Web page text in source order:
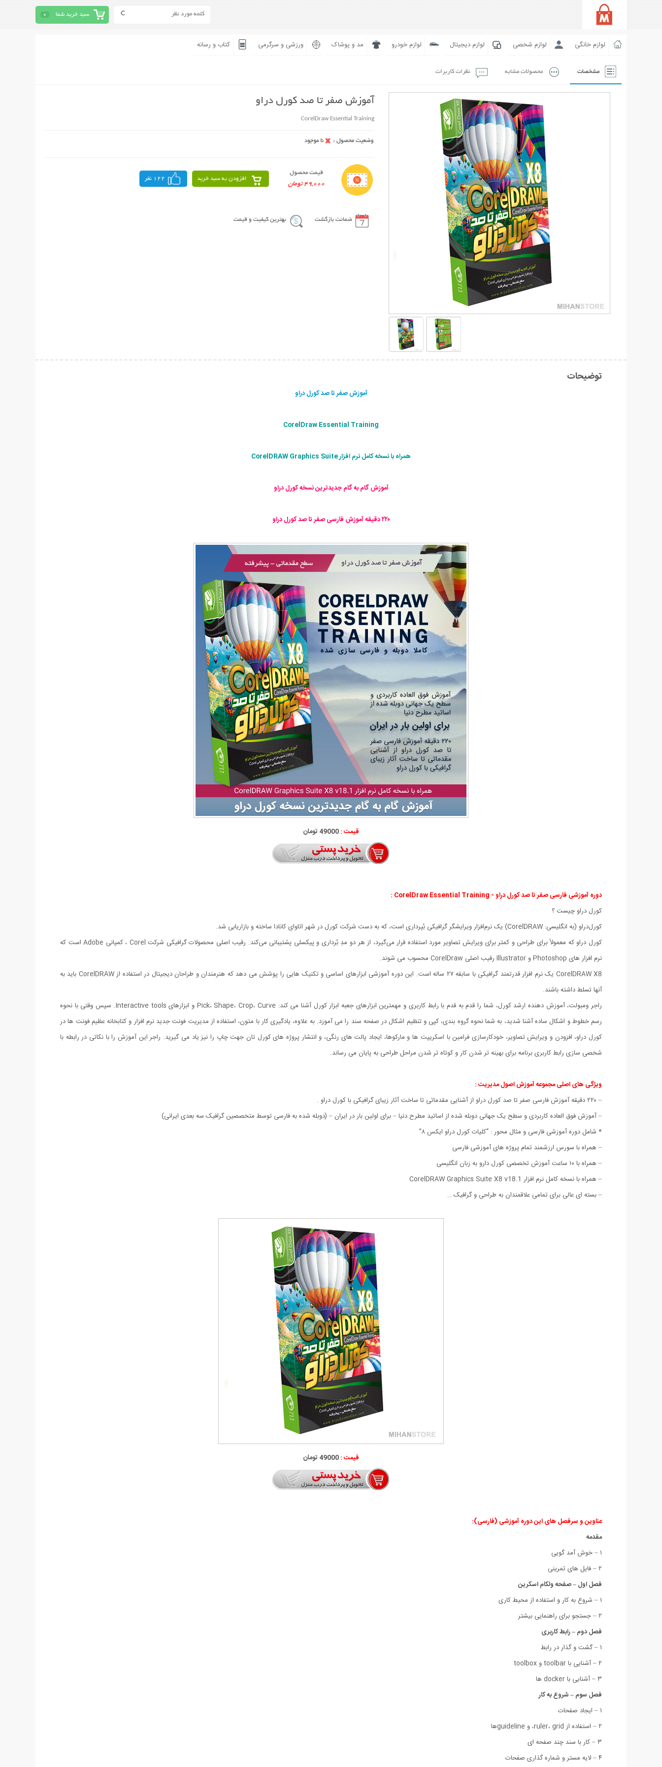
سبد خرید شما 0
لوازم خانگی لوازم شخصی لوازم دیجیتال لوازم خودرو مد و پوشاک ورزشی و سرگرمی کتاب و رسانه
مشخصات محصولات مشابه نظرات کاربرات
آموزش صفر تا صد کورل دراو
CorelDraw Essential Training
قیمت محصول
49,000 تومان
افزودن به سبد خرید 122 نفر
ضمانت بازگشت بهترین کیفیت و قیمت
توضیحات
آموزش صفر تا صد کورل دراو
CorelDraw Essential Training
همراه با نسخه کامل نرم افزار CorelDRAW Graphics Suite
آموزش گام به گام جدیدترین نسخه کورل دراو
۲۲۰ دقیقه آموزش فارسی صفر تا صد کورل دراو
قیمت :49000 تومان
دوره آموزشی فارسی صفر تا صد کورل دراو - CorelDraw Essential Training :
کورل دراو چیست ؟
کورل‌دراو (به انگلیسی: CorelDRAW) یک نرم‌افزار ویرایشگر گرافیکی بُپرداری است، که به دست شرکت کورل در شهر اتاوای کانادا ساخته و بازاریابی شد.
کورل دراو که معمولاً برای طراحی و کمتر برای ویرایش تصاویر مورد استفاده قرار می‌گیرد، از هر دو مدِ بُرداری و پیکسلی پشتیبانی می‌کند. رقیب اصلی محصولات گرافیکی شرکت Corel ، کمپانی Adobe است که
نرم افزار های Photoshop و Illustrator رقیب اصلی CorelDraw محسوب می شوند.
CorelDRAW X8 یک نرم افزار قدرتمند گرافیکی با سابقه ۲۷ ساله است. این دوره آموزشی ابزارهای اساسی و تکنیک هایی را پوشش می دهد که هنرمندان و طراحان دیجیتال در استفاده از CorelDRAW باید به
آنها تسلط داشته باشند.
راجر ومبولت، آموزش دهنده ارشد کورل، شما را قدم به قدم با رابط کاربری و مهمترین ابزارهای جعبه ابزار کورل آشنا می کند: Pick، Shape، Crop، Curve و ابزارهای Interactive tools. سپس وقتی با نحوه
رسم خطوط و اشکال ساده آشنا شدید، به شما نحوه گروه بندی، کپی و تنظیم اشکال در صفحه سند را می آموزد. به علاوه، یادگیری کار با متون، استفاده از مدیریت فونت جدید نرم افزار و کتابخانه عظیم فونت ها در
کورل دراو، افزودن و ویرایش تصاویر، خودکارسازی فرامین با اسکریپت ها و مارکوها، ایجاد پالت های رنگی، و انتشار پروژه های کورل تان جهت چاپ را نیز یاد می گیرید. راجر این آموزش را با نکاتی در رابطه با
شخصی سازی رابط کاربری برنامه برای بهینه تر شدن کار و کوتاه تر شدن مراحل طراحی به پایان می رساند.
ویژگی های اصلی مجموعه آموزش اصول مدیریت :
– ۲۲۰ دقیقه آموزش فارسی صفر تا صد کورل دراو از آشنایی مقدماتی تا ساخت آثار زیبای گرافیکی با کورل دراو .
– آموزش فوق العاده کاربردی و سطح یک جهانی دوبله شده از اساتید مطرح دنیا – برای اولین بار در ایران – (دوبله شده به فارسی توسط متخصصین گرافیک سه بعدی ایرانی)
* شامل دوره آموزشی فارسی و مثال محور : “کلیات کورل دراو ایکس ۸”
– همراه با سورس ارزشمند تمام پروژه های آموزشی فارسی
– همراه با ۱۰ ساعت آموزش تخصصی کورل دارو به زبان انگلیسی
– همراه با نسخه کامل نرم افزار CorelDRAW Graphics Suite X8 v18.1
– بسته ای عالی برای تمامی علاقمندان به طراحی و گرافیک …
قیمت :49000 تومان
عناوین و سرفصل های این دوره آموزشی (فارسی):
مقدمه
۱ – خوش آمد گویی
۲ – فایل های تمرینی
فصل اول – صفحه ولکام اسکرین
۱ – شروع به کار و استفاده از محیط کاری
۲ – جستجو برای راهنمایی بیشتر
فصل دوم – رابط کاربری
۱ – گشت و گذار در رابط
۲ – آشنایی با toolbar و toolbox
۳ – آشنایی با docker ها
فصل سوم – شروع به کار
۱ – ایجاد صفحات
۲ – استفاده از ruler، grid، و guidelineها
۳ – کار با سند چند صفحه ای
۴ – لایه مستر و شماره گذاری صفحات